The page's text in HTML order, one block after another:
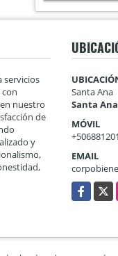
servicios
nuestro
de
y
Santa Ana
Santa Ana
MÓVIL
EMAIL
Facebook
X